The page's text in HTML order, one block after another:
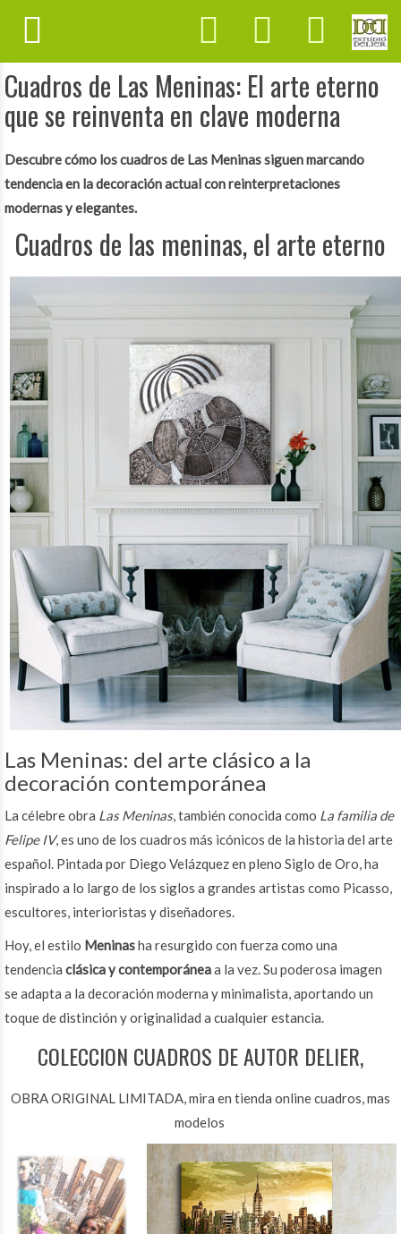
Meninas, el arte eterno
Cuadros de Las Meninas: El arte eterno
que se reinventa en clave moderna
Descubre cómo los cuadros de Las Meninas siguen marcando
tendencia en la decoración actual con reinterpretaciones
modernas y elegantes.
Cuadros de las meninas, el arte eterno
Las Meninas: del arte clásico a la
decoración contemporánea
La célebre obra Las Meninas, también conocida como La familia de
Felipe IV, es uno de los cuadros más icónicos de la historia del arte
español. Pintada por Diego Velázquez en pleno Siglo de Oro, ha
inspirado a lo largo de los siglos a grandes artistas como Picasso,
escultores, interioristas y diseñadores.
Hoy, el estilo Meninasha resurgido con fuerza como una
tendencia clásica y contemporáneaa la vez. Su poderosa imagen
se adapta a la decoración moderna y minimalista, aportando un
toque de distinción y originalidad a cualquier estancia.
COLECCION CUADROS DE AUTOR DELIER,
OBRA ORIGINAL LIMITADA, mira en tienda online cuadros, mas
modelos